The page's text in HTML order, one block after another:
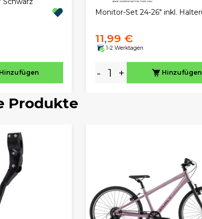
Hinzufügen
Monitor-Set 24-26" inkl.
11,99 €
1-2 Werktagen
- + Hinzufügen
Produkte